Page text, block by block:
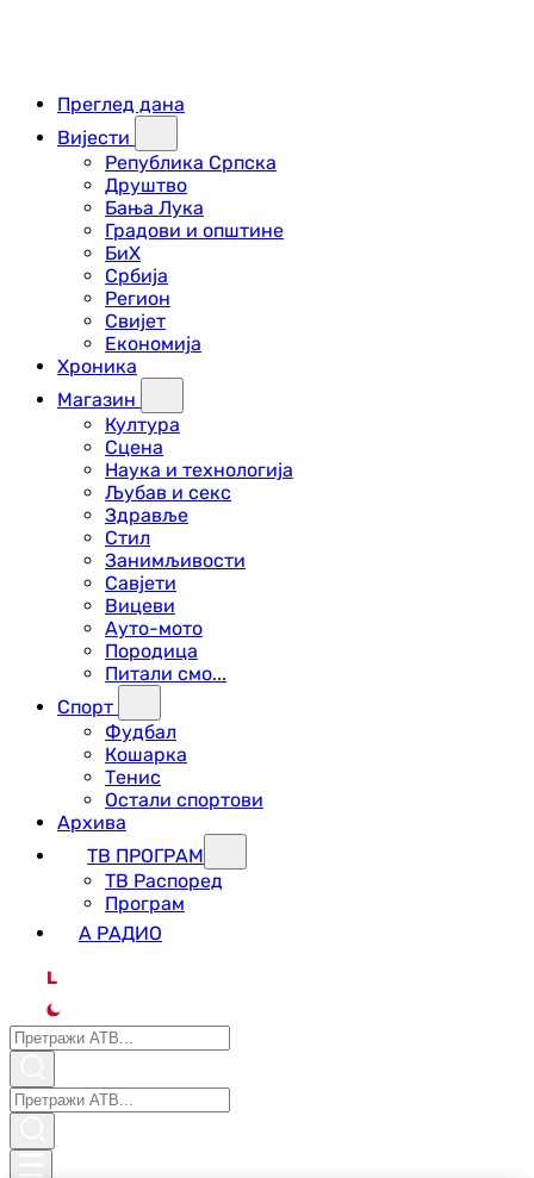
Преглед дана
Вијести
Република Српска
Друштво
Бања Лука
Градови и општине
БиХ
Србија
Регион
Свијет
Економија
Хроника
Магазин
Култура
Сцена
Наука и технологија
Љубав и секс
Здравље
Стил
Занимљивости
Савјети
Вицеви
Ауто-мото
Породица
Питали смо...
Спорт
Фудбал
Кошарка
Тенис
Остали спортови
Архива
ТВ ПРОГРАМ
ТВ Распоред
Програм
А РАДИО
L